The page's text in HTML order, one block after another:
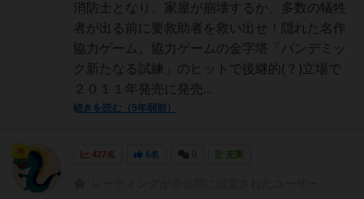
消防士となり、家屋が崩壊するか、多数の犠牲
者が出る前に要救助者を救い出せ！隠れた名作
協力ゲーム。協力ゲームの金字塔「パンデミッ
ク新たなる試練」のヒットで後継的(？)立場で
２０１１年発売に発売...
続きを読む（5年弱前）
427名 6名 充実
神